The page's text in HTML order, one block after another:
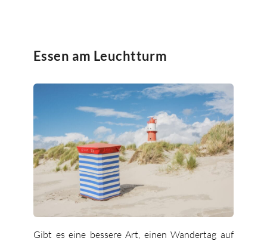
Essen am Leuchtturm
Gibt es eine bessere Art, einen Wandertag auf